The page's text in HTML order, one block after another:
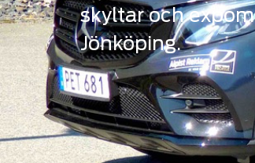
skyltar och
Jönköping.